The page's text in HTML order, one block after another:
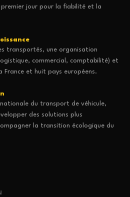
premier jour pour la fiabilité et la
transportés, une organisation
commercial, comptabilité) et
France et huit pays européens.
nationale du transport de véhicule,
des solutions plus
la transition écologique du